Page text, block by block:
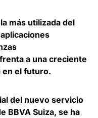
más utilizada del
a una creciente
en el futuro.
del nuevo servicio
BBVA Suiza, se ha